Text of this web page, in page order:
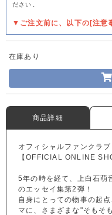
ださい。
▼ご注文前に、以下の[注意
在庫あり
商品詳細
オフィシャルファンクラ
【OFFICIAL ONLINE
5年の時を経て、上白石萌
のエッセイ集第2弾！
自身にとっての物事の起
マに、さまざまな"そもそ